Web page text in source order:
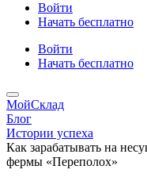
Войти
Начать бесплатно
Войти
Начать бесплатно
МойСклад
Блог
Истории успеха
Как зарабатывать на
фермы «Переполох»